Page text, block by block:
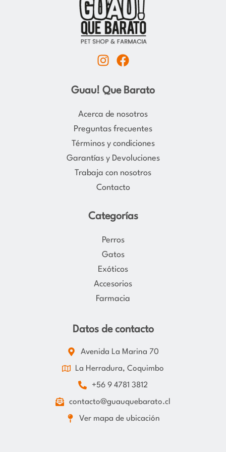
I
s
t
a
r
a
m
F
c
e
b
o
k
Guau! Que Barato
Acerca de nosotros
Preguntas frecuentes
Términos y condiciones
Garantías y Devoluciones
Trabaja con nosotros
Contacto
Categorías
Perros
Gatos
Exóticos
Accesorios
Farmacia
Datos de contacto
Avenida La Marina 70
La Herradura, Coquimbo
+56 9 4781 3812
contacto@guauquebarato.cl
Ver mapa de ubicación